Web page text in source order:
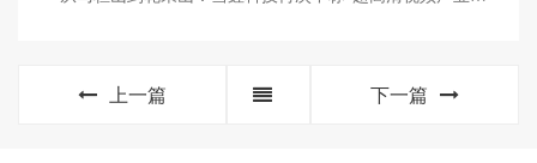
上一篇 下一篇